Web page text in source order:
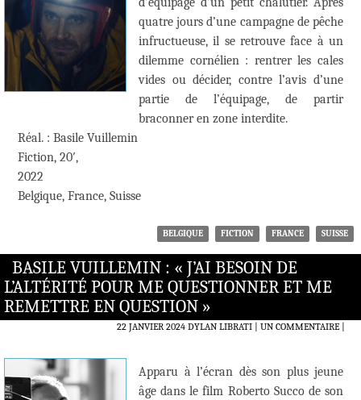
quatre jours d’une campagne de pêche
infructueuse, il se retrouve face à un
dilemme cornélien : rentrer les cales
vides ou décider, contre l’avis d’une
partie de l’équipage, de partir
braconner en zone interdite.
Réal. : Basile Vuillemin
Fiction, 20′,
2022
Belgique, France, Suisse
BELGIQUE FICTION FRANCE SUISSE
BASILE VUILLEMIN : « J’AI BESOIN DE
L’ALTÉRITÉ POUR ME QUESTIONNER ET ME
REMETTRE EN QUESTION »
22 JANVIER 2024 DYLAN LIBRATI UN COMMENTAIRE|
Apparu à l’écran dès son plus jeune
âge dans le film Roberto Succo de son